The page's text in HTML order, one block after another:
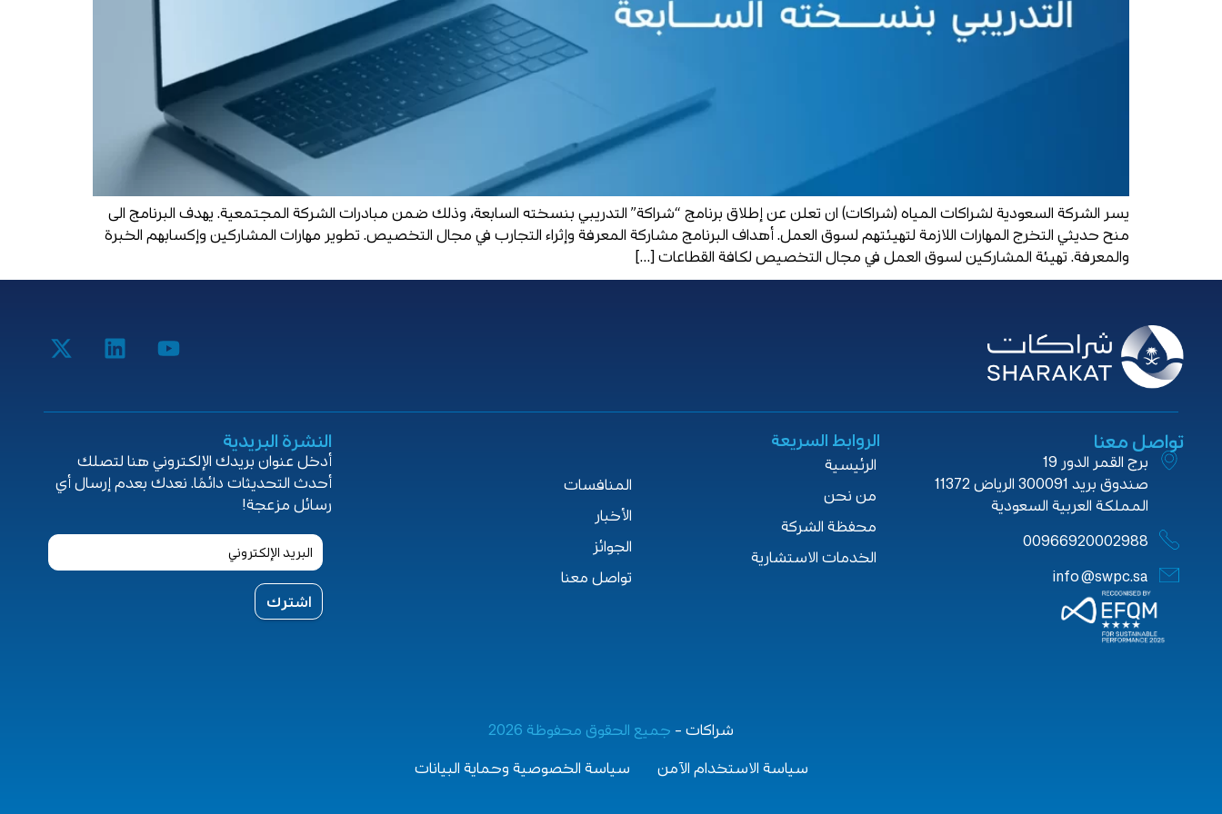
يسر الشركة السعودية لشراكات المياه (شراكات) ان تعلن عن إطلاق برنامج “شراكة” التدريبي بنسخته السابعة، وذلك ضمن مبادرات الشركة المجتمعية. يهدف البرنامج الى
منح حديثي التخرج المهارات اللازمة لتهيئتهم لسوق العمل. أهداف البرنامج مشاركة المعرفة وإثراء التجارب في مجال التخصيص. تطوير مهارات المشاركين وإكسابهم الخبرة
والمعرفة. تهيئة المشاركين لسوق العمل في مجال التخصيص لكافة القطاعات […]
تواصل معنا
برج القمر الدور 19
صندوق بريد 300091 الرياض 11372
المملكة العربية السعودية
00966920002988
info@swpc.sa
الروابط السريعة
الرئيسية
من نحن
محفظة الشركة
الخدمات الاستشارية
المنافسات
الأخبار
الجوائز
تواصل معنا
النشرة البريدية
أدخل عنوان بريدك الإلكتروني هنا لتصلك
أحدث التحديثات دائمًا. نعدك بعدم إرسال أي
رسائل مزعجة!
اشترك
شراكات – جميع الحقوق محفوظة 2026
سياسة الاستخدام الآمن
سياسة الخصوصية وحماية البيانات